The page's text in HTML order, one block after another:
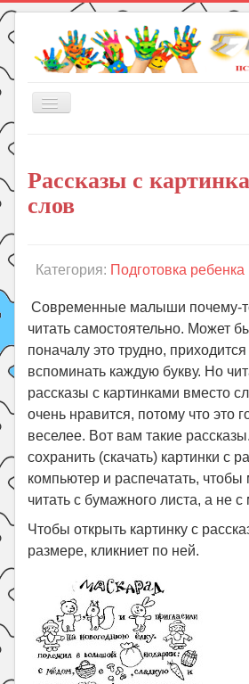
Включить/
Книги
Рукоделие
Уроки
Праздники
Психология
Летом!
Поиск
Рассказы с
слов
Категория: Подготовка
Современные малыши почему-
читать самостоятельно. Может
поначалу это трудно,
вспоминать каждую букву. Но
рассказы с картинками вместо
очень нравится, потому что это
веселее. Вот вам такие
сохранить (скачать) картинки с
компьютер и распечатать,
читать с бумажного листа, а не с
Чтобы открыть картинку с
размере, кликниет по ней.